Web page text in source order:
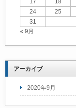
17
18
24
25
31
« 9月
アーカイブ
2020年9月